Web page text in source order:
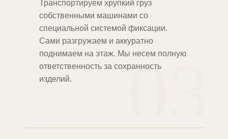
03
Транспортируем хрупкий груз
собственными машинами со
специальной системой фиксации.
Сами разгружаем и аккуратно
поднимаем на этаж. Мы несем полную
ответственность за сохранность
изделий.